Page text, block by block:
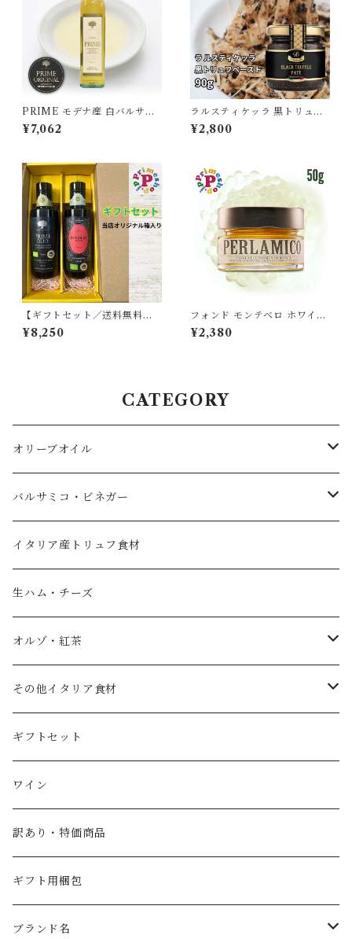
PRIME モデナ産 白バルサミ
コ プライムホワイトバルサミ
コ酢 500ml フードアドベンチ
¥7,062
ラルスティケッラ 黒トリュフ
ペースト 90g ポルチーニ入り
トリュフソース La Rustichell
¥2,800
【ギフトセット／送料無料】
プライムオーリオWG エキス
トラバージンオリーブオイル
¥8,250
フォンド モンテベロ ホワイト
バルサミコ パール モデナ産50
g FONDO MONTEBELLO
¥2,380
CATEGORY
オリーブオイル
エキストラバージンオリーブオイル
フレーバーオイル
ノベッロ（秋の新油）
ピュアオリーブオイル
国産エキストラバージンオリーブオイル
バルサミコ・ビネガー
黒バルサミコ
白バルサミコ
ピンク（ロゼ）バルサミコ
その他調味料（コンディメント）
スペイン産ワインビネガー
イタリア産ワインビネガー
イタリア産トリュフ食材
生ハム・チーズ
オルゾ・紅茶
コーヒー豆
紅茶・ハーブティー
その他イタリア食材
トマト
塩
パスタ
ギフトセット
ワイン
訳あり・特価商品
ギフト用梱包
ブランド名